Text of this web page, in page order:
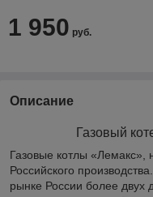
1 950 руб.
Описание
Газовый
Газовые котлы «Лемакс»,
Российского
рынке России более двух